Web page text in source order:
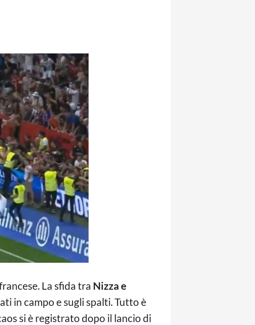
La sfida tra Nizza e
in campo e sugli spalti. Tutto è
si è registrato dopo il lancio di